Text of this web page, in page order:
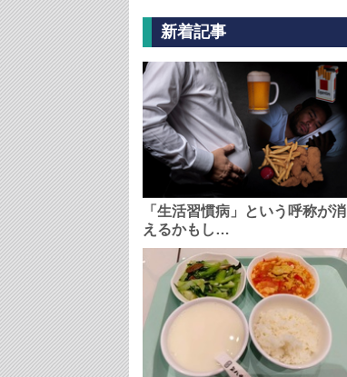
新着記事
「生活習慣病」という呼称が消
えるかもし…